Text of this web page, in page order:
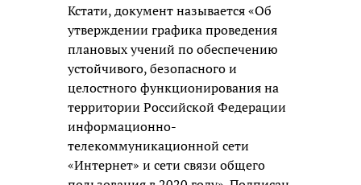
Кстати, документ называется «Об
утверждении графика проведения
плановых учений по обеспечению
устойчивого, безопасного и
целостного функционирования на
территории Российской Федерации
информационно-
телекоммуникационной сети
«Интернет» и сети связи общего